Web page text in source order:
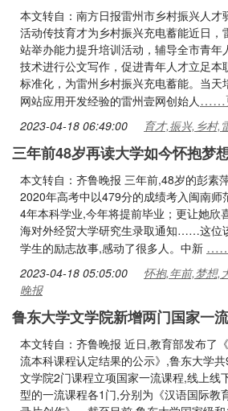
本文转自：南方日报雷州市乡村振兴人才
活动传技育才为乡村振兴充电蓄能近日，
站举办能力提升培训活动，辅导全市青年
技术进行公文写作，促进青年人才立足本
标准化，为雷州乡村振兴充电蓄能。当天
网站应用开发经验的雷州壹网创始人……
2023-04-18 06:49:00 育才,振兴,乡村,
三年前48岁再读大学如今怀抱梦
本文转自：齐鲁晚报 三年前,48岁的彭素
2020年高考中以479分的成绩考入闽南师
4年本科学业,今年将提前毕业；更让她欣
海对外经贸大学研究生录取通知……这位
学生的励志故事,感动了很多人。中新
2023-04-18 05:05:00
怀抱,年前,梦想,
晚报
鲁东大学文学院新增两门国家一
本文转自：齐鲁晚报 近日,教育部发布了
流本科课程认定结果的公示》,鲁东大学
文学院2门课程立项国家一流课程,线上线
型的一流课程各1门,分别为《汉语国际教